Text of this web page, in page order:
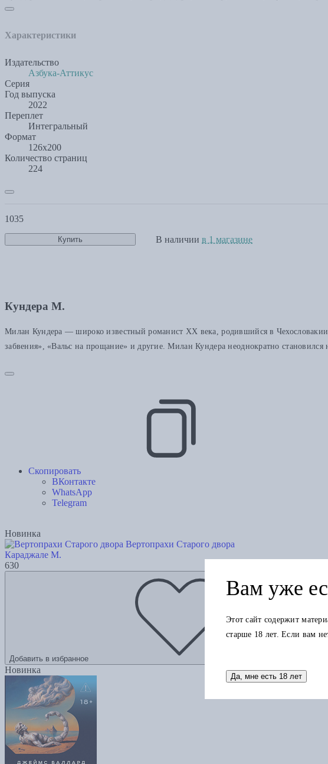
Характеристики
Издательство
Азбука-Аттикус
Серия
Год выпуска
2022
Переплет
Интегральный
Формат
126х200
Количество страниц
224
1035
Купить В наличии в 1 магазине
Кундера М.
Милан Кундера — широко известный романист XX века, родившийся в
забвения», «Вальс на прощание» и другие. Милан Кундера неоднократно
Скопировать
ВКонтакте
WhatsApp
Telegram
Новинка
Вертопрахи Старого двора
Караджале М.
630
Добавить в избранное
Новинка
Вам уже
Этот сайт содержит
старше 18 лет. Если вам
Да, мне есть 18 лет